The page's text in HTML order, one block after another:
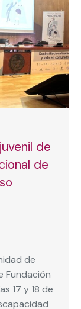
de
de
de
Fundación
17 y 18 de